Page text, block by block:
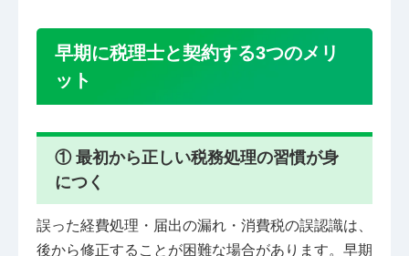
早期に税理士と契約する3つのメリ
ット
① 最初から正しい税務処理の習慣が身
につく
誤った経費処理・届出の漏れ・消費税の誤認識は、
後から修正することが困難な場合があります。早期